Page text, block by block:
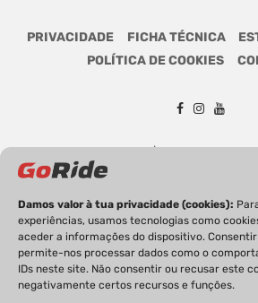
Damos valor à tua privacidade (cookies):
experiências, usamos tecnologias como
aceder a informações do dispositivo.
permite-nos processar dados como o
IDs neste site. Não consentir ou recusar este
negativamente certos recursos e funções.
PRIVACIDADE FICHA TÉCNICA
POLÍTICA DE COOKIES